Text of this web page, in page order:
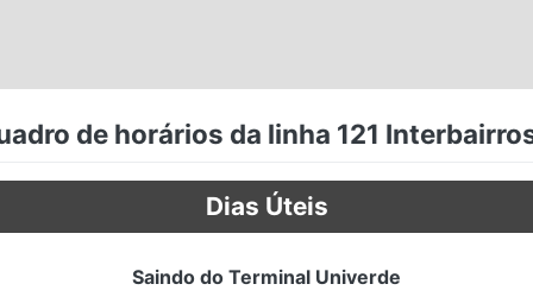
de horários da linha 121
Dias Úteis
Saindo do Terminal Univerde